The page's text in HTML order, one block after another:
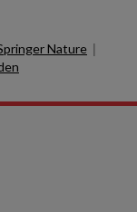
Nature |